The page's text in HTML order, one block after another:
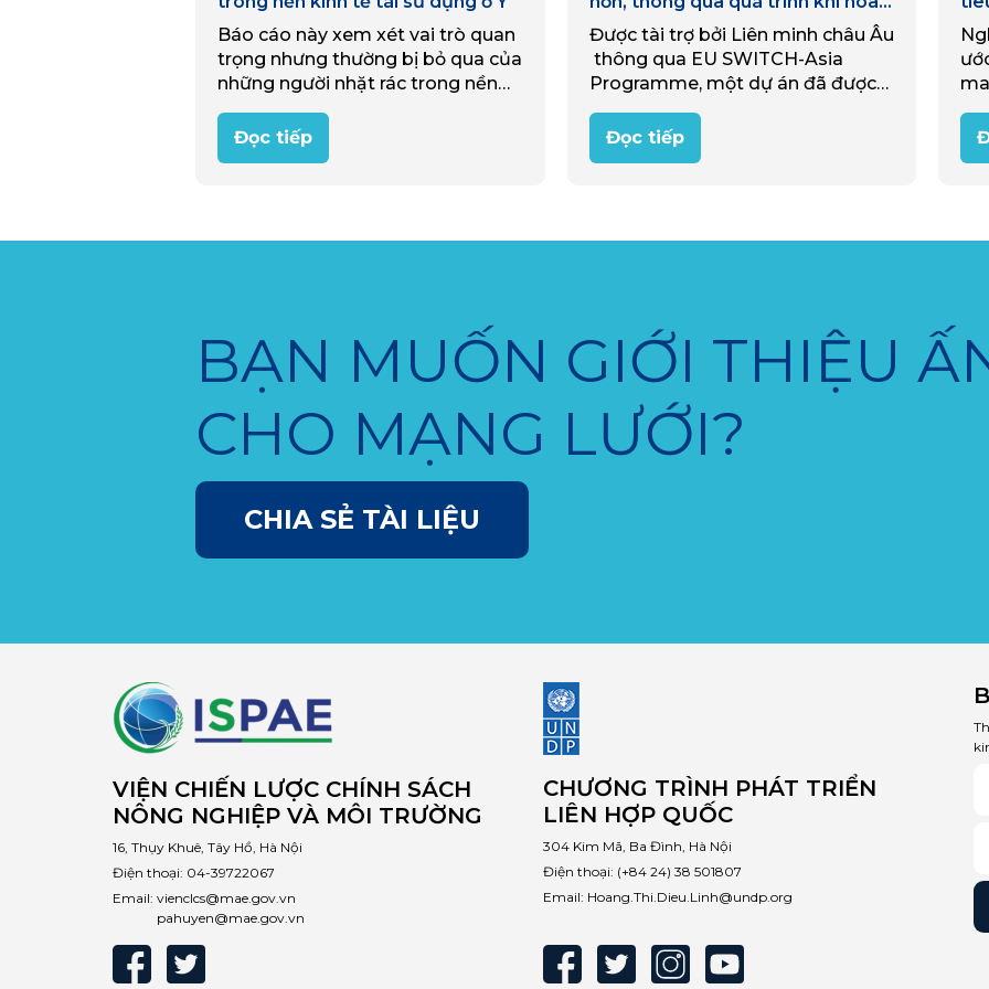
Báo cáo này xem xét vai trò quan
trọng nhưng thường bị bỏ qua của
những người nhặt rác trong nền
economy). Thông qua nghiên
cứu…
Đọc tiếp
sinh khối
Được tài trợ bởi Liên minh châu Âu
thông qua EU SWITCH-Asia
Programme, một dự án đã được
trợ các doanh nghiệp nông thôn
Việt Nam siêu nhỏ và nhỏ…
Đọc tiếp
BẠN MUỐN GIỚI THIỆU
CHO MẠNG LƯỚI?
CHIA SẺ TÀI LIỆU
VIỆN CHIẾN LƯỢC CHÍNH SÁCH
NÔNG NGHIỆP VÀ MÔI TRƯỜNG
16, Thụy Khuê, Tây Hồ, Hà Nội
Điện thoại: 04-39722067
Email: vienclcs@mae.gov.vn
pahuyen@mae.gov.vn
CHƯƠNG TRÌNH PHÁT TRIỂN
LIÊN HỢP QUỐC
304 Kim Mã, Ba Đình, Hà Nội
Điện thoại: (+84 24) 38 501807
Email: Hoang.Thi.Dieu.Linh@undp.org